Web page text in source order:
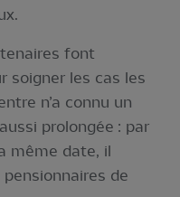
font
soigner les cas les
n’a connu un
prolongée : par
même date, il
de